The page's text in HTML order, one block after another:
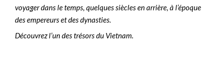
voyager dans le temps, quelques siècles en arrière, à l’époque
des empereurs et des dynasties.
Découvrez l’un des trésors du Vietnam.